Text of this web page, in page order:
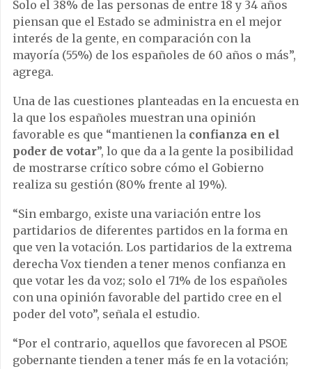
Solo el 38% de las personas de entre 18 y 34 años
piensan que el Estado se administra en el mejor
interés de la gente, en comparación con la
mayoría (55%) de los españoles de 60 años o más”,
agrega.
Una de las cuestiones planteadas en la encuesta en
la que los españoles muestran una opinión
favorable es que “mantienen la confianza en el
poder de votar”, lo que da a la gente la posibilidad
de mostrarse crítico sobre cómo el Gobierno
realiza su gestión (80% frente al 19%).
“Sin embargo, existe una variación entre los
partidarios de diferentes partidos en la forma en
que ven la votación. Los partidarios de la extrema
derecha Vox tienden a tener menos confianza en
que votar les da voz; solo el 71% de los españoles
con una opinión favorable del partido cree en el
poder del voto”, señala el estudio.
“Por el contrario, aquellos que favorecen al PSOE
gobernante tienden a tener más fe en la votación;